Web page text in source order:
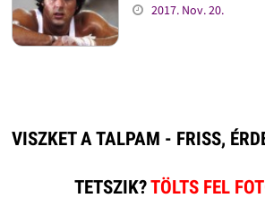
2017. Nov. 20.
VISZKET A TALPAM - FRISS,
TETSZIK?TÖLTS FEL